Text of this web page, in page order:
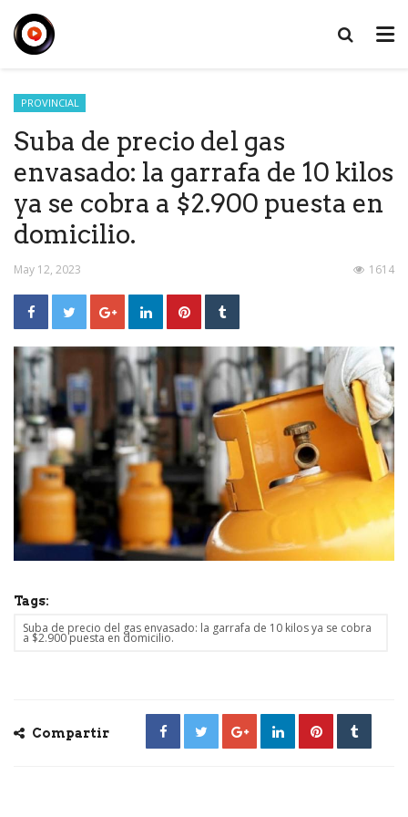
PROVINCIAL
Suba de precio del gas
envasado: la garrafa de 10 kilos
ya se cobra a $2.900 puesta en
domicilio.
May 12, 2023 1614
Tags:
Suba de precio del gas envasado: la garrafa de 10 kilos ya se cobra
a $2.900 puesta en domicilio.
Compartir